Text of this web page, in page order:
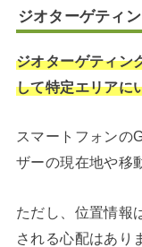
ジオターゲティ
ジオターゲティン
して特定エリアに
スマートフォンの
ザーの現在地や移
ただし、位置情報
される心配はあり